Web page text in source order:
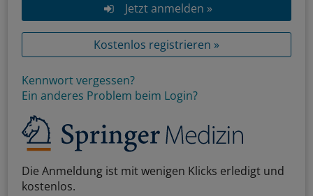
Jetzt anmelden »
Kostenlos registrieren »
Kennwort vergessen?
Ein anderes Problem beim Login?
Die Anmeldung ist mit wenigen Klicks erledigt und
kostenlos.